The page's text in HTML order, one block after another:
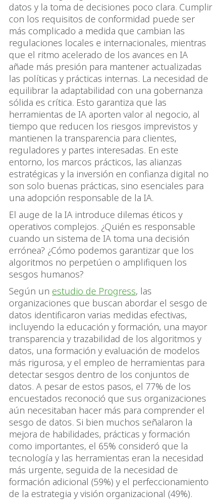
datos y la toma de decisiones poco clara. Cumplir
con los requisitos de conformidad puede ser
más complicado a medida que cambian las
regulaciones locales e internacionales, mientras
que el ritmo acelerado de los avances en IA
añade más presión para mantener actualizadas
las políticas y prácticas internas. La necesidad de
equilibrar la adaptabilidad con una gobernanza
sólida es crítica. Esto garantiza que las
herramientas de IA aporten valor al negocio, al
tiempo que reducen los riesgos imprevistos y
mantienen la transparencia para clientes,
reguladores y partes interesadas. En este
entorno, los marcos prácticos, las alianzas
estratégicas y la inversión en confianza digital no
son solo buenas prácticas, sino esenciales para
una adopción responsable de la IA.
El auge de la IA introduce dilemas éticos y
operativos complejos. ¿Quién es responsable
cuando un sistema de IA toma una decisión
errónea? ¿Cómo podemos garantizar que los
algoritmos no perpetúen o amplifiquen los
sesgos humanos?
Según un estudio de Progress, las
organizaciones que buscan abordar el sesgo de
datos identificaron varias medidas efectivas,
incluyendo la educación y formación, una mayor
transparencia y trazabilidad de los algoritmos y
datos, una formación y evaluación de modelos
más rigurosa, y el empleo de herramientas para
detectar sesgos dentro de los conjuntos de
datos. A pesar de estos pasos, el 77% de los
encuestados reconoció que sus organizaciones
aún necesitaban hacer más para comprender el
sesgo de datos. Si bien muchos señalaron la
mejora de habilidades, prácticas y formación
como importantes, el 65% consideró que la
tecnología y las herramientas eran la necesidad
más urgente, seguida de la necesidad de
formación adicional (59%) y el perfeccionamiento
de la estrategia y visión organizacional (49%).